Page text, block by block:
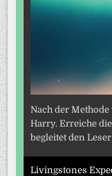
Nach der
Harry. Erreiche
begleitet den
Livingstones